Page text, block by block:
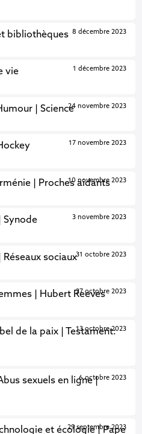
bibliothèques 8 décembre 2023
vie 1 décembre 2023
| Science24 novembre 2023
17 novembre 2023
| Proches aidants
10 novembre 2023
Synode 3 novembre 2023
sociaux31 octobre 2023
| Hubert Reeves
27 octobre 2023
de la paix | Testament:
13 octobre 2023
sexuels en ligne |6 octobre 2023
et écologie | Pape
29 septembre 2023